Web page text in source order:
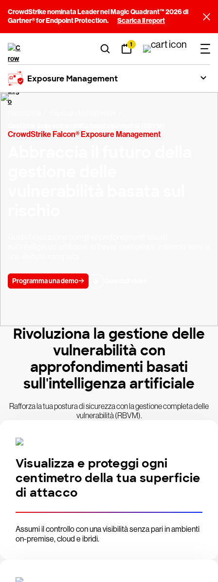
CrowdStrike nominata Leader nel Magic Quadrant™ 2026 di
Gartner® for Endpoint Protection.
Scarica il report
1
Exposure Management
CrowdStrike Falcon® Exposure Management
Programma una demo
Rivoluziona la gestione delle
vulnerabilità con
approfondimenti basati
sull'intelligenza artificiale
Rafforza la tua postura di sicurezza con la gestione completa delle
vulnerabilità (RBVM).
Visualizza e proteggi ogni
centimetro della tua superficie
di attacco
Assumi il controllo con una visibilità senza pari in ambienti
on-premise, cloud e ibridi.